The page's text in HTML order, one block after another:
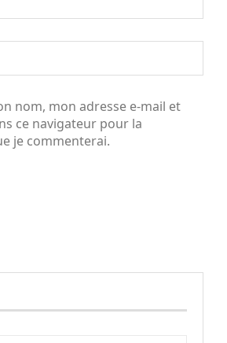
nom, mon adresse e-mail et
ce navigateur pour la
je commenterai.